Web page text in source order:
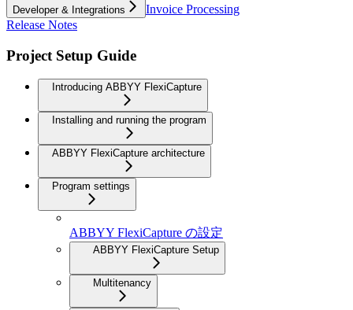
Developer & Integrations
Invoice Processing
Release Notes
Project Setup Guide
Introducing ABBYY FlexiCapture
Installing and running the program
ABBYY FlexiCapture architecture
Program settings
ABBYY FlexiCapture の設定
ABBYY FlexiCapture Setup
Multitenancy